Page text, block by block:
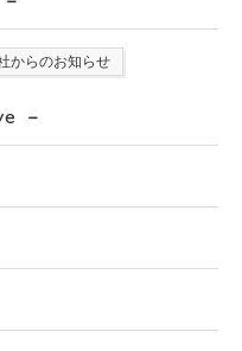
からのお知らせ